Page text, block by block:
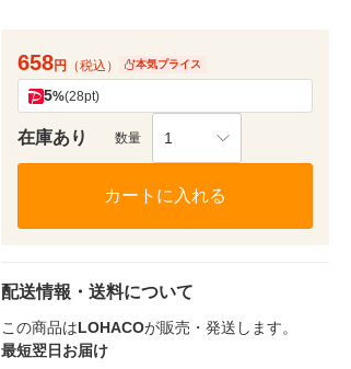
658円 （税込） 本気プライス
5%(28pt)
在庫あり 数量 1
カートに入れる
配送情報・送料について
この商品はLOHACOが販売・発送します。
最短翌日お届け